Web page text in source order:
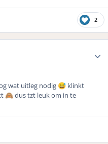
2
wat uitleg nodig 😅 klinkt
🙈 dus tzt leuk om in te